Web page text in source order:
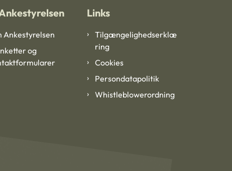
Ankestyrelsen
og
Links
Tilgængelighedserklæ
ring
Cookies
Persondatapolitik
Whistleblowerordning